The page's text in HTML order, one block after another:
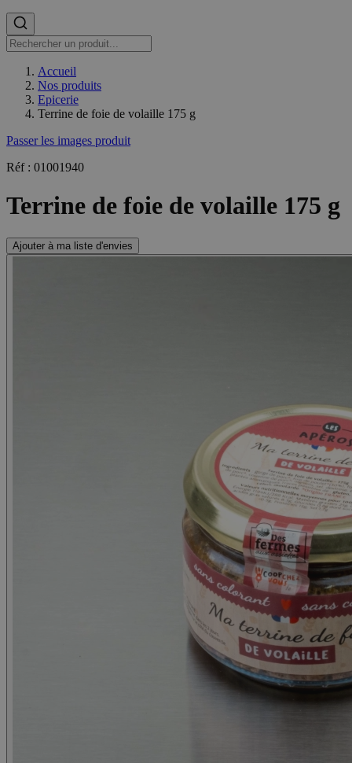
Accueil
Nos produits
Epicerie
Terrine de foie de volaille 175 g
Passer les images produit
Réf : 01001940
Terrine de foie de volaille 175 g
Ajouter à ma liste d'envies